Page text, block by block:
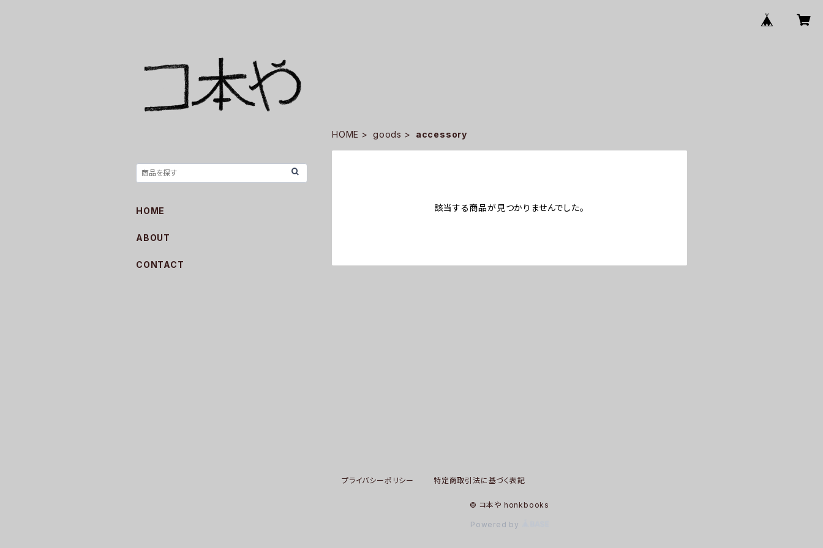
HOME goods accessory
該当する商品が見つかりませんでした。
HOME
ABOUT
CONTACT
プライバシーポリシー 特定商取引法に基づく表記
© コ本や honkbooks
Powered by